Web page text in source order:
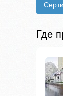
Где